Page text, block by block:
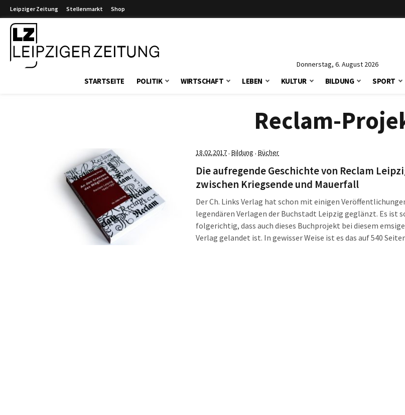
Leipziger Zeitung Stellenmarkt Shop
Donnerstag, 6. August 2026
STARTSEITE POLITIK WIRTSCHAFT LEBEN KULTUR BILDUNG SPORT
Reclam-
18.02.2017· Bildung · Bücher
Die aufregende Geschichte von Reclam
zwischen Kriegsende und Mauerfall
Der Ch. Links Verlag hat schon mit einigen
legendären Verlagen der Buchstadt Leipzig geglänzt. Es ist
folgerichtig, dass auch dieses Buchprojekt bei diesem
Verlag gelandet ist. In gewisser Weise ist es das auf 540